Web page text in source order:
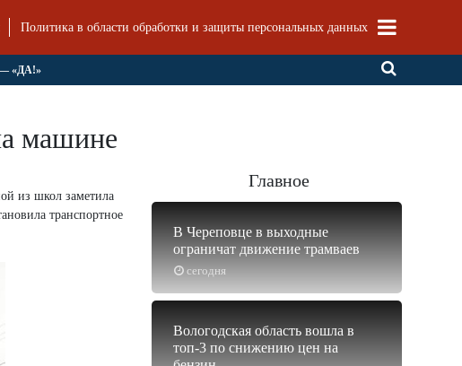
Политика в области обработки и защиты персональных данных
«ДА!»
машине
из школ заметила
транспортное
Главное
сегодня
В Череповце в выходные
ограничат движение трамваев
Вологодская область вошла в
топ-3 по снижению цен на